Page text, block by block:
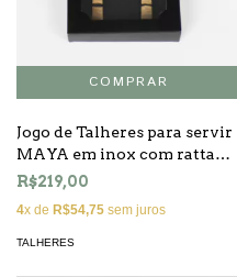
Jogo de Talheres para servir
MAYA em inox com rattan -
2 peças
R$219,00
4x de R$54,75 sem juros
TALHERES